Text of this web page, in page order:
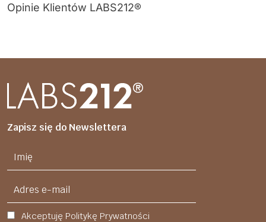
Opinie Klientów LABS212®
Zapisz się do Newslettera
Akceptuję Politykę Prywatności